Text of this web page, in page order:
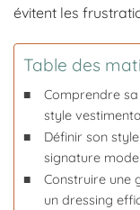
évitent les
Table des
Comprendre
style
Définir son
signature
Construire une
un dressing